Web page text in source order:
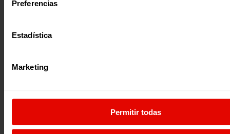
Preferencias
Estadística
Marketing
Permitir todas
|
CONSTRUYENDO JUNTOS: ALIANZAS QUE TRANSFORMAN –